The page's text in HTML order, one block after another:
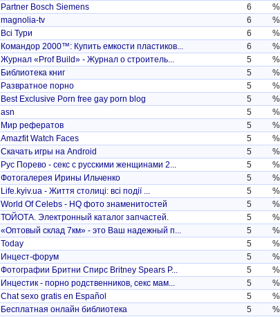
Partner Bosch Siemens
6
magnolia-tv
6
Всі Тури
6
Командор 2000™: Купить емкости пластиков...
6
Журнал «Prof Build» - Журнал о строитель...
5
Библиотека книг
5
Развратное порно
5
Best Exclusive Porn free gay porn blog
5
asn
5
Мир рефератов
5
Amazfit Watch Faces
5
Скачать игры на Android
5
Рус Порево - секс с русскими женщинами 2...
5
Фотогалерея Ирины Ильченко
5
Life.kyiv.ua - Життя столиці: всі події ...
5
World Of Celebs - HQ фото знаменитостей
5
ТОЙОТА. Электронный каталог запчастей.
5
«Оптовый склад 7км» - это Ваш надежный п...
5
Today
5
Инцест-форум
5
Фотографии Бритни Спирс Britney Spears P...
5
Инцестик - порно родственников, секс мам...
5
Chat sexo gratis en Español
5
Бесплатная онлайн библиотека
5